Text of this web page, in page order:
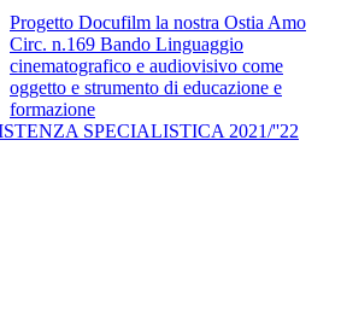
Progetto Docufilm la nostra Ostia Amo
Circ. n.169 Bando Linguaggio
cinematografico e audiovisivo come
oggetto e strumento di educazione e
formazione
SPECIALISTICA 2021/''22